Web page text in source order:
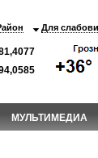
Для
МУЛЬТИМЕДИА